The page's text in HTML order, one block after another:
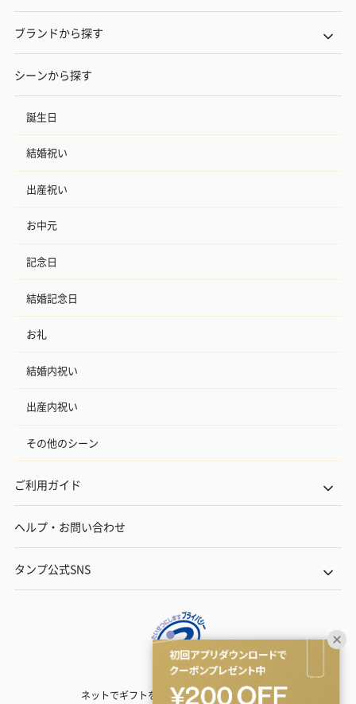
ブランドから探す
シーンから探す
誕生日
結婚祝い
出産祝い
お中元
記念日
結婚記念日
お礼
結婚内祝い
出産内祝い
その他のシーン
ご利用ガイド
ヘルプ・お問い合わせ
タンプ公式SNS
ネットでギフトを贈るなら | TANP（タンプ）